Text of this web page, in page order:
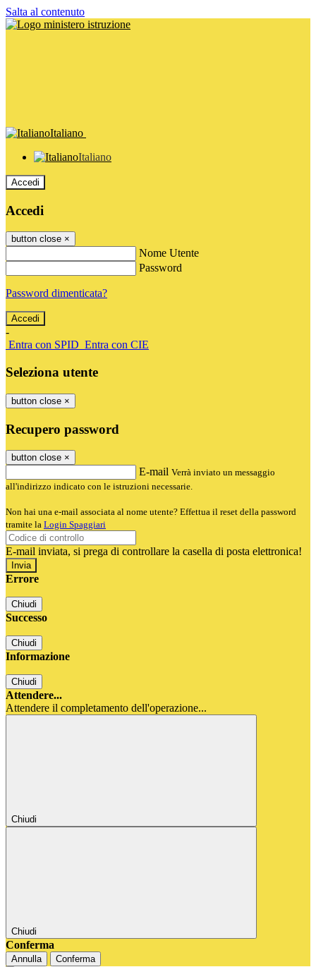
Salta al contenuto
Italiano
Italiano
Accedi
Accedi
button close ×
Nome Utente
Password
Password dimenticata?
-
Entra con SPID Entra con CIE
Seleziona utente
button close ×
Recupero password
button close ×
E-mail Verrà inviato un messaggio
all'indirizzo indicato con le istruzioni necessarie.
Non hai una e-mail associata al nome utente? Effettua il reset della password
tramite la Login Spaggiari
E-mail inviata, si prega di controllare la casella di posta elettronica!
Errore
Chiudi
Successo
Chiudi
Informazione
Chiudi
Attendere...
Attendere il completamento dell'operazione...
Chiudi
Chiudi
Conferma
Annulla Conferma